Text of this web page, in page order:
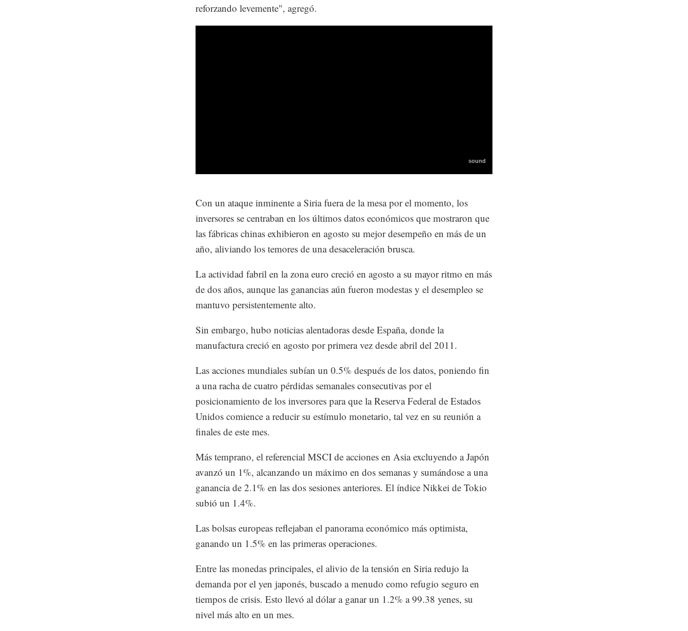
reforzando levemente", agregó.
Con un ataque inminente a Siria fuera de la mesa por el momento, los
inversores se centraban en los últimos datos económicos que mostraron que
las fábricas chinas exhibieron en agosto su mejor desempeño en más de un
año, aliviando los temores de una desaceleración brusca.
La actividad fabril en la zona euro creció en agosto a su mayor ritmo en más
de dos años, aunque las ganancias aún fueron modestas y el desempleo se
mantuvo persistentemente alto.
Sin embargo, hubo noticias alentadoras desde España, donde la
manufactura creció en agosto por primera vez desde abril del 2011.
Las acciones mundiales subían un 0.5% después de los datos, poniendo fin
a una racha de cuatro pérdidas semanales consecutivas por el
posicionamiento de los inversores para que la Reserva Federal de Estados
Unidos comience a reducir su estímulo monetario, tal vez en su reunión a
finales de este mes.
Más temprano, el referencial MSCI de acciones en Asia excluyendo a Japón
avanzó un 1%, alcanzando un máximo en dos semanas y sumándose a una
ganancia de 2.1% en las dos sesiones anteriores. El índice Nikkei de Tokio
subió un 1.4%.
Las bolsas europeas reflejaban el panorama económico más optimista,
ganando un 1.5% en las primeras operaciones.
Entre las monedas principales, el alivio de la tensión en Siria redujo la
demanda por el yen japonés, buscado a menudo como refugio seguro en
tiempos de crisis. Esto llevó al dólar a ganar un 1.2% a 99.38 yenes, su
nivel más alto en un mes.